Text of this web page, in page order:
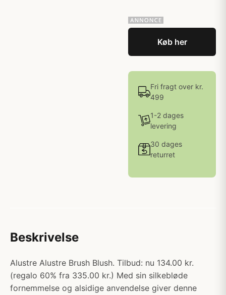
Køb her
Fri fragt over kr.
499
1-2 dages
levering
30 dages
returret
Beskrivelse
Alustre Alustre Brush Blush. Tilbud: nu 134.00 kr.
(regalo 60% fra 335.00 kr.) Med sin silkebløde
fornemmelse og alsidige anvendelse giver denne